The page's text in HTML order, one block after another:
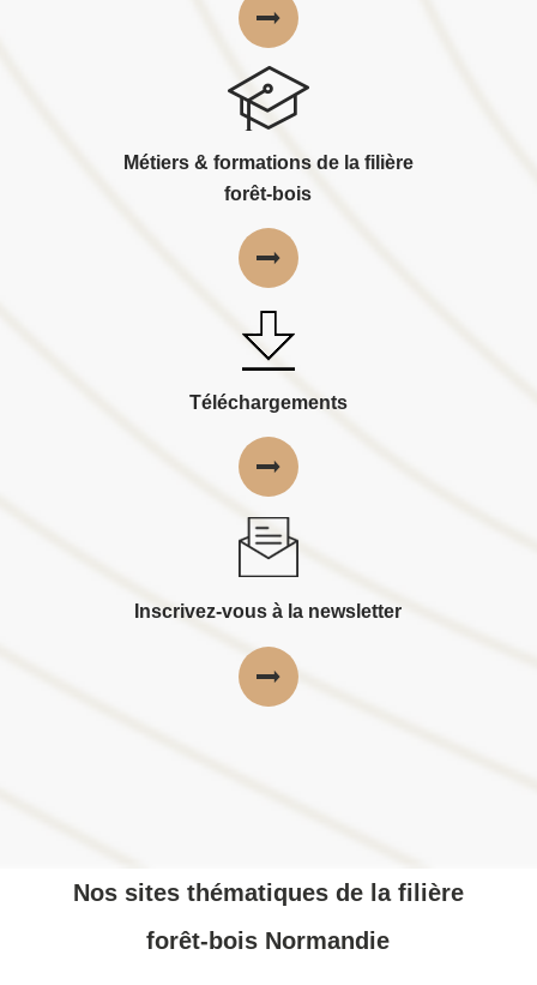
Métiers & formations de la filière
forêt-bois
Téléchargements
Inscrivez-vous à la newsletter
Nos sites thématiques de la filière
forêt-bois Normandie